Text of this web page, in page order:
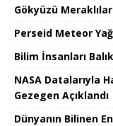
Gökyüzü
Perseid Meteor
Bilim İnsanları
NASA Datalarıyla
Gezegen Açıklandı
Dünyanın Bilinen